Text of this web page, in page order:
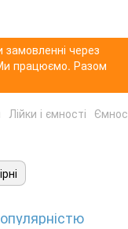
замовленні через
працюємо. Разом
Лійки і ємності